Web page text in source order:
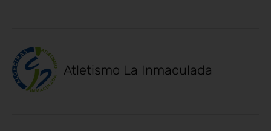
Atletismo La Inmaculada